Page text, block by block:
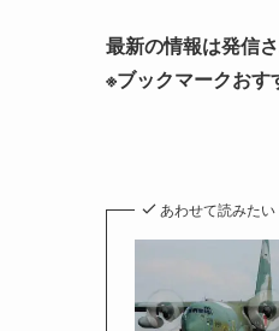
最新の情報は発信
※ブックマークおす
あわせて読みたい